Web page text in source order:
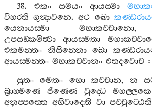
38. එකං සමයං ආයස‍්මා
විහරති ගුන්‍දාවනෙ.අථ ඛො
යෙනායස‍්මා
මහාකච‍්චානො
උපසඞ‍්කමිත්‍වා
ආයස‍්මතා
එකමන‍්තං
නිසින‍්නො ඛො
ආයස‍්මන‍්තං මහාකච‍්චානං එතදවොච :
සුතං
මෙතං භො කච‍්චාන, න
බ්‍රාහ‍්මණෙ
ජිණ‍්ණෙ වුද‍්ධෙ මහල‍්ලකෙ
අනුප‍්පත‍්තෙ අභිවාදෙති වා පච‍්චුට‍්ඨෙති